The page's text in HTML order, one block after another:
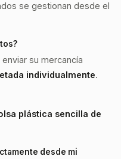
se gestionan desde el
su mercancía
individualmente.
plástica sencilla de
desde mi